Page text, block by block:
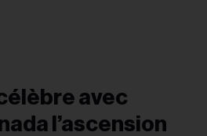
avec
l’ascension